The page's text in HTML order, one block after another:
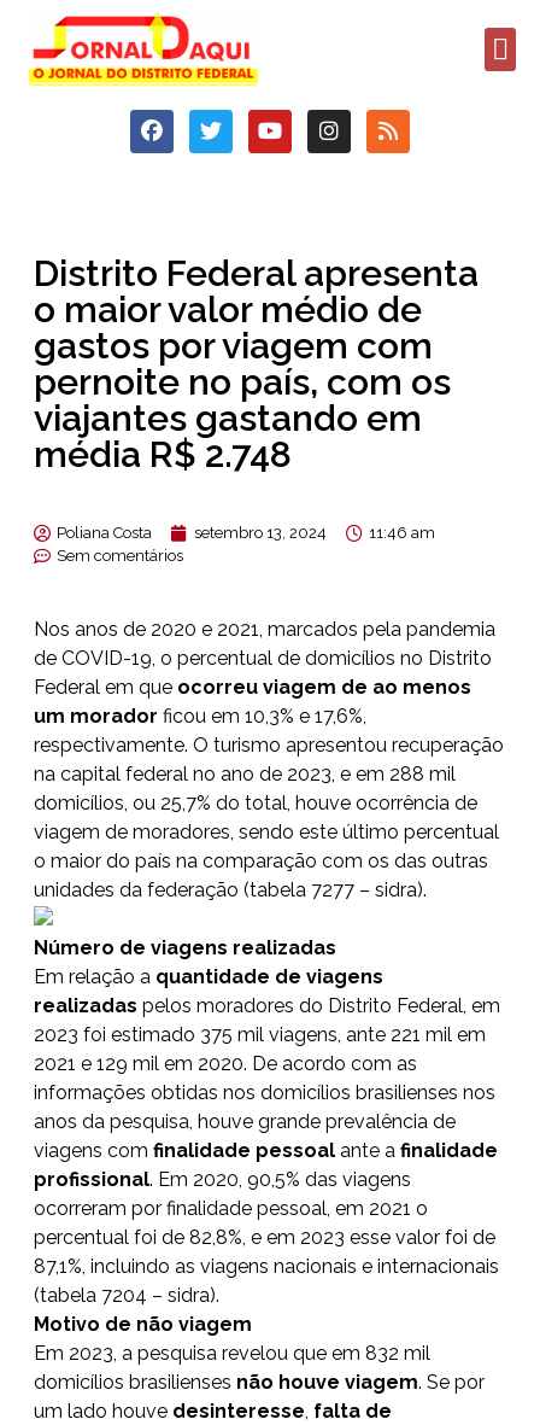
Distrito Federal apresenta
o maior valor médio de
gastos por viagem com
pernoite no país, com os
viajantes gastando em
média R$ 2.748
Poliana Costa setembro 13, 2024
11:46 am
Sem comentários
Nos anos de 2020 e 2021, marcados pela pandemia
de COVID-19, o percentual de domicílios no Distrito
Federal em que ocorreu viagem de ao menos
um morador ficou em 10,3% e 17,6%,
respectivamente. O turismo apresentou recuperação
na capital federal no ano de 2023, e em 288 mil
domicílios, ou 25,7% do total, houve ocorrência de
viagem de moradores, sendo este último percentual
o maior do país na comparação com os das outras
unidades da federação (tabela 7277 – sidra).
Número de viagens realizadas
Em relação a quantidade de viagens
realizadas pelos moradores do Distrito Federal, em
2023 foi estimado 375 mil viagens, ante 221 mil em
2021 e 129 mil em 2020. De acordo com as
informações obtidas nos domicílios brasilienses nos
anos da pesquisa, houve grande prevalência de
viagens com finalidade pessoal ante a finalidade
profissional. Em 2020, 90,5% das viagens
ocorreram por finalidade pessoal, em 2021 o
percentual foi de 82,8%, e em 2023 esse valor foi de
87,1%, incluindo as viagens nacionais e internacionais
(tabela 7204 – sidra).
Motivo de não viagem
Em 2023, a pesquisa revelou que em 832 mil
domicílios brasilienses não houve viagem. Se por
um lado houve desinteresse, falta de